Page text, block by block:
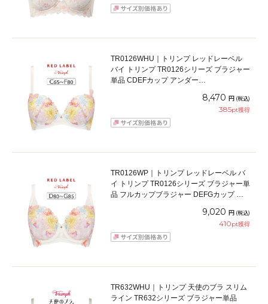
TR0126WHU｜トリンプ レッドレーベル
バイ トリンプ TR0126シリーズ ブラジャー
単品 CDEFカップ アンダー
8,470 円 (税込)
385pt獲得
TR0126WP｜トリンプ レッドレーベル バ
イ トリンプ TR0126シリーズ ブラジャー単
品 フルカップブラジャー DEFGカップ ア
9,020 円 (税込)
410pt獲得
TR632WHU｜トリンプ 天使のブラ スリム
ライン TR632シリーズ ブラジャー単品